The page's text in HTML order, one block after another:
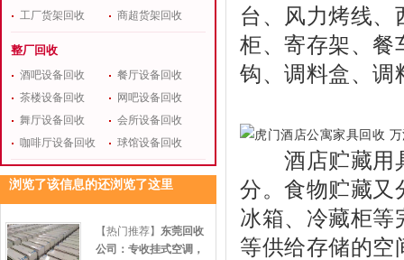
工厂货架回收
商超货架回收
整厂回收
酒吧设备回收
餐厅设备回收
茶楼设备回收
网吧设备回收
舞厅设备回收
会所设备回收
咖啡厅设备回收
球馆设备回收
浏览了该信息的还浏览了这里
【热门推荐】 东莞回收
公司：专收挂式空调，
台、风力烤线、
柜、寄存架、餐
钩、调料盒、调
酒店贮藏用具
分。食物贮藏又
冰箱、冷藏柜等
等供给存储的空